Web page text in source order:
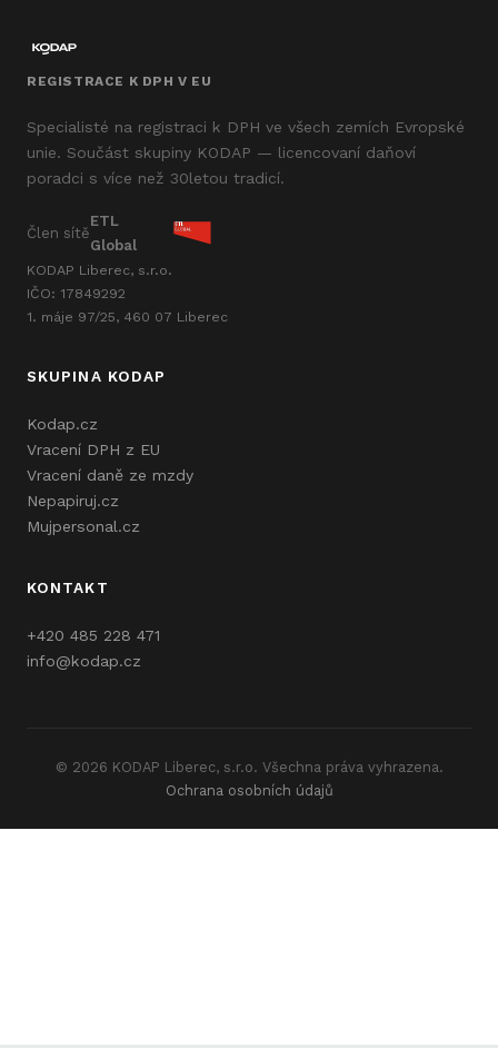
REGISTRACE K DPH V EU
Specialisté na registraci k DPH ve všech zemích Evropské
unie. Součást skupiny KODAP — licencovaní daňoví
poradci s více než 30letou tradicí.
Člen sítě
ETL
Global
KODAP Liberec, s.r.o.
IČO: 17849292
1. máje 97/25, 460 07 Liberec
SKUPINA KODAP
Kodap.cz
Vracení DPH z EU
Vracení daně ze mzdy
Nepapiruj.cz
Mujpersonal.cz
KONTAKT
+420 485 228 471
info@kodap.cz
© 2026 KODAP Liberec, s.r.o. Všechna práva vyhrazena.
Ochrana osobních údajů